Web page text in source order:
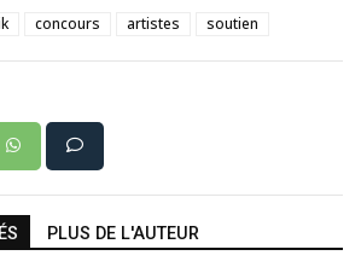
concours artistes soutien
PLUS DE L'AUTEUR